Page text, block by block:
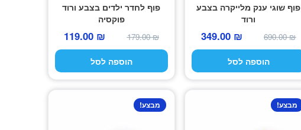
פוף שוגי ענק מלייקרה בצבע
ורוד
690.00₪
המחיר
המקורי
היה:
349.00 ₪
המחיר
הנוכחי
הוא:
הוספה לסל
פוף לחדר ילדים בצבע ורוד
פוקסיה
179.00₪
המחיר
המקורי
היה:
119.00 ₪
המחיר
הנוכחי
הוא:
הוספה לסל
מבצע! מבצע!